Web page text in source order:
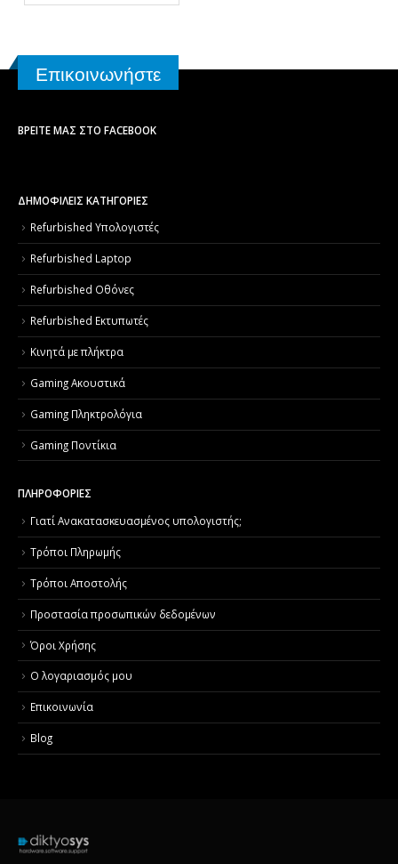
Επικοινωνήστε
ΒΡΕΊΤΕ ΜΑΣ ΣΤΟ FACEBOOK
ΔΗΜΟΦΙΛΕΙΣ ΚΑΤΗΓΟΡΙΕΣ
Refurbished Υπολογιστές
Refurbished Laptop
Refurbished Οθόνες
Refurbished Εκτυπωτές
Κινητά με πλήκτρα
Gaming Ακουστικά
Gaming Πληκτρολόγια
Gaming Ποντίκια
ΠΛΗΡΟΦΟΡΙΕΣ
Γιατί Aνακατασκευασμένος υπολογιστής;
Τρόποι Πληρωμής
Τρόποι Αποστολής
Προστασία προσωπικών δεδομένων
Όροι Χρήσης
Ο λογαριασμός μου
Επικοινωνία
Blog